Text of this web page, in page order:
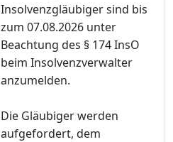
Insolvenzgläubiger sind bis
zum 07.08.2026 unter
Beachtung des § 174 InsO
beim Insolvenzverwalter
anzumelden.
Die Gläubiger werden
aufgefordert, dem